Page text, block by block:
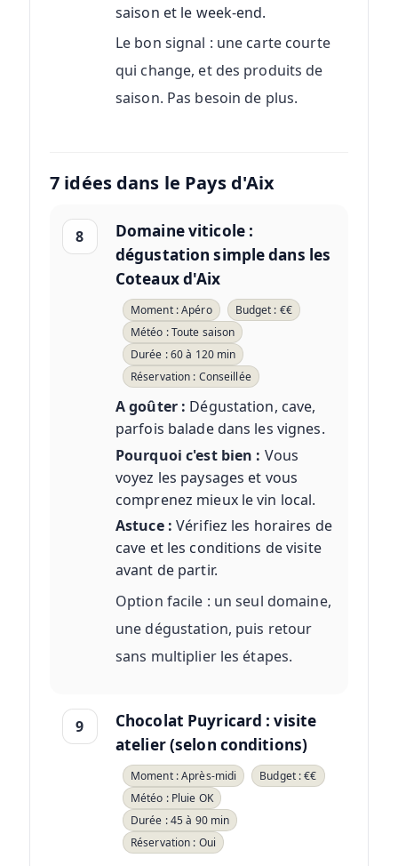
saison et le week-end.
Le bon signal : une carte courte
qui change, et des produits de
saison. Pas besoin de plus.
7 idées dans le Pays d'Aix
8
Domaine viticole :
dégustation simple dans les
Coteaux d'Aix
Moment : Apéro
Budget : €€
Météo : Toute saison
Durée : 60 à 120 min
Réservation : Conseillée
A goûter : Dégustation, cave,
parfois balade dans les vignes.
Pourquoi c'est bien : Vous
voyez les paysages et vous
comprenez mieux le vin local.
Astuce : Vérifiez les horaires de
cave et les conditions de visite
avant de partir.
Option facile : un seul domaine,
une dégustation, puis retour
sans multiplier les étapes.
9
Chocolat Puyricard : visite
atelier (selon conditions)
Moment : Après-midi
Budget : €€
Météo : Pluie OK
Durée : 45 à 90 min
Réservation : Oui